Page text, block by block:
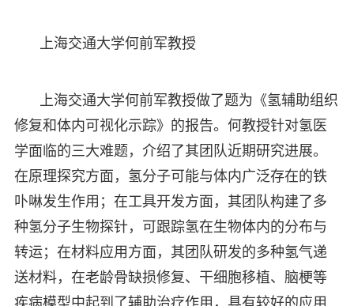
上海交通大学何前军教授
上海交通大学何前军教授做了题为《氢辅助组织
修复和体内可视化示踪》的报告。何教授针对氢医
学面临的三大难题，介绍了其团队近期研究进展。
在原理探究方面，氢分子可能与体内广泛存在的铁
卟啉发生作用；在工具开发方面，其团队构建了多
种氢分子生物探针，可跟踪氢在生物体内的分布与
转运；在材料应用方面，其团队研发的多种氢气递
送材料，在老龄骨缺损修复、干细胞移植、脑梗等
疾病模型中起到了辅助治疗作用，具有较好的应用